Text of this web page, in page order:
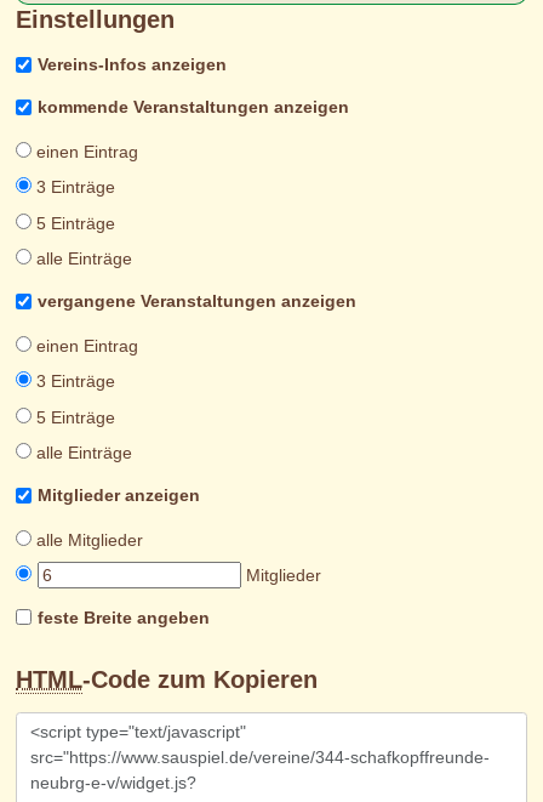
Einstellungen
Vereins-Infos anzeigen
kommende Veranstaltungen anzeigen
einen Eintrag
3 Einträge
5 Einträge
alle Einträge
vergangene Veranstaltungen anzeigen
einen Eintrag
3 Einträge
5 Einträge
alle Einträge
Mitglieder anzeigen
alle Mitglieder
Mitglieder
feste Breite angeben
HTML-Code zum Kopieren